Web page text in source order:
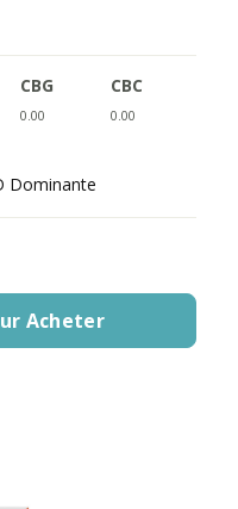
CBG
0.00
CBC
0.00
Dominante
Acheter